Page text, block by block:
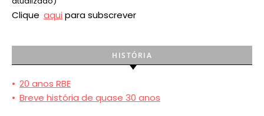
Clique aqui para subscrever
HISTÓRIA
• 20 anos RBE
• Breve história de quase 30 anos